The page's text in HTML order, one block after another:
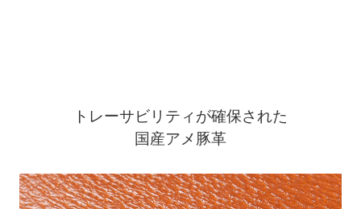
トレーサビリティが確保された
国産アメ豚革